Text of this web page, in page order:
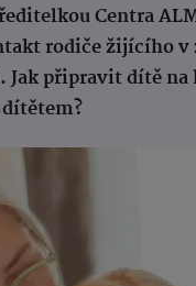
Centra
rodiče žijícího
Jak připravit dítě